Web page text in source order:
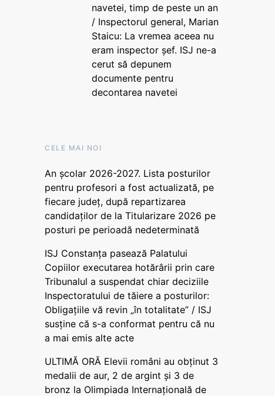
navetei, timp de peste un an
/ Inspectorul general, Marian
Staicu: La vremea aceea nu
eram inspector șef. ISJ ne-a
cerut să depunem
documente pentru
decontarea navetei
CELE MAI NOI
An școlar 2026-2027. Lista posturilor
pentru profesori a fost actualizată, pe
fiecare județ, după repartizarea
candidaților de la Titularizare 2026 pe
posturi pe perioadă nedeterminată
ISJ Constanța pasează Palatului
Copiilor executarea hotărârii prin care
Tribunalul a suspendat chiar deciziile
Inspectoratului de tăiere a posturilor:
Obligațiile vă revin „în totalitate” / ISJ
susține că s-a conformat pentru că nu
a mai emis alte acte
ULTIMĂ ORĂ Elevii români au obținut 3
medalii de aur, 2 de argint și 3 de
bronz la Olimpiada Internațională de